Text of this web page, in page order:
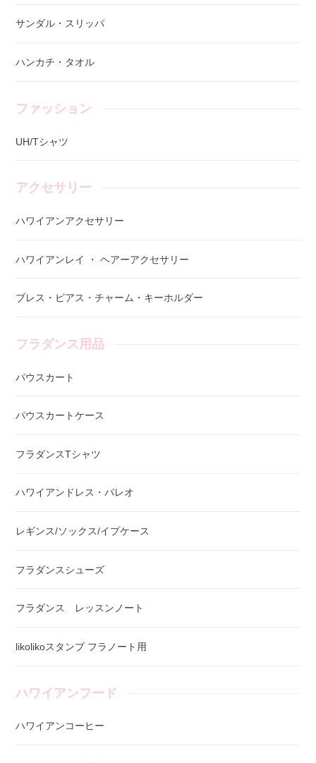
サンダル・スリッパ
ハンカチ・タオル
ファッション
UH/Tシャツ
アクセサリー
ハワイアンアクセサリー
ハワイアンレイ ・ ヘアーアクセサリー
ブレス・ピアス・チャーム・キーホルダー
フラダンス用品
パウスカート
パウスカートケース
フラダンスTシャツ
ハワイアンドレス・パレオ
レギンス/ソックス/イプケース
フラダンスシューズ
フラダンス レッスンノート
likolikoスタンプ フラノート用
ハワイアンフード
ハワイアンコーヒー